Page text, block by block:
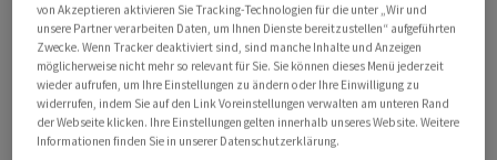
Deutschland will sich an dem Einsatz mit der Fregatte
«Hessen» beteiligen. Das Kriegsschiff mit rund 240
Soldatinnen und Soldaten an Bord war dafür bereits am
von Akzeptieren aktivieren Sie Tracking-Technologien für die unter „Wir und
unsere Partner verarbeiten Daten, um Ihnen Dienste bereitzustellen“ aufgeführten
Zwecke. Wenn Tracker deaktiviert sind, sind manche Inhalte und Anzeigen
möglicherweise nicht mehr so relevant für Sie. Sie können dieses Menü jederzeit
wieder aufrufen, um Ihre Einstellungen zu ändern oder Ihre Einwilligung zu
widerrufen, indem Sie auf den Link Voreinstellungen verwalten am unteren Rand
der Webseite klicken. Ihre Einstellungen gelten innerhalb unseres Website. Weitere
Informationen finden Sie in unserer Datenschutzerklärung.